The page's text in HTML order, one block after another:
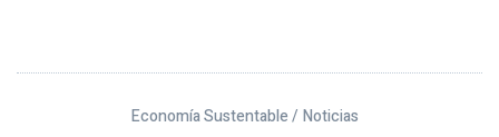
Economía Sustentable / Noticias